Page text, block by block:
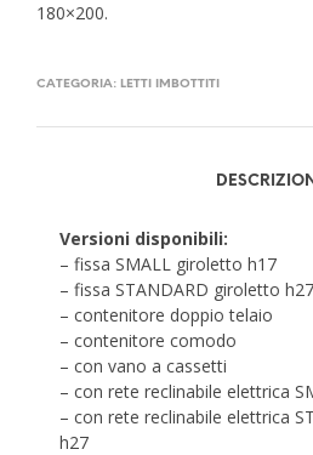
180×200.
CATEGORIA: LETTI IMBOTTITI
Versioni disponibili:
– fissa SMALL giroletto h17
– fissa STANDARD giroletto h27
– contenitore doppio telaio
– contenitore comodo
– con vano a cassetti
– con rete reclinabile elettrica
– con rete reclinabile elettrica
h27